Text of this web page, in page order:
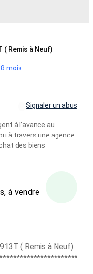
( Remis à Neuf)
8 mois
Signaler un abus
à l’avance au
à travers une agence
des biens
à vendre
( Remis à Neuf)